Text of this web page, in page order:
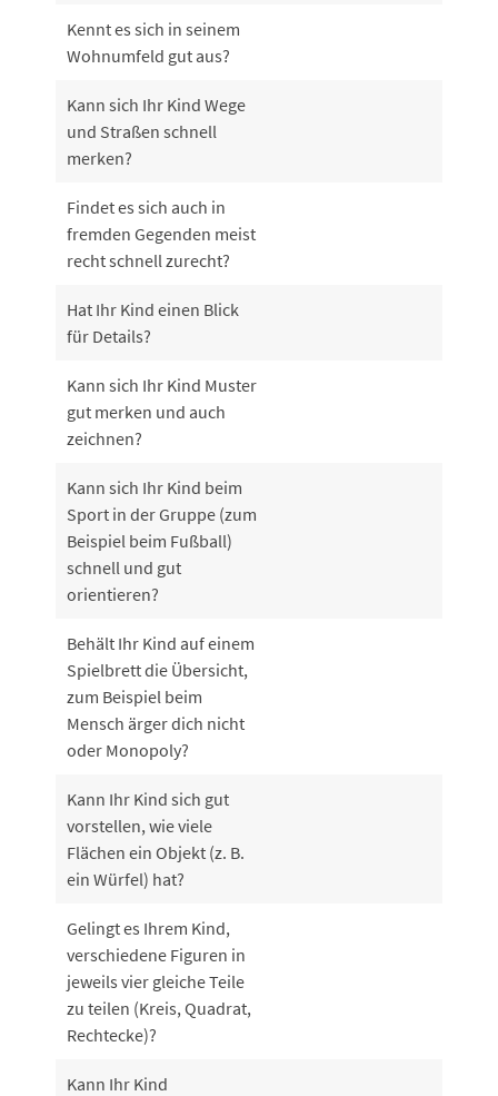
Kennt es sich in seinem
Wohnumfeld gut aus?
Kann sich Ihr Kind Wege
und Straßen schnell
merken?
Findet es sich auch in
fremden Gegenden meist
recht schnell zurecht?
Hat Ihr Kind einen Blick
für Details?
Kann sich Ihr Kind Muster
gut merken und auch
zeichnen?
Kann sich Ihr Kind beim
Sport in der Gruppe (zum
Beispiel beim Fußball)
schnell und gut
orientieren?
Behält Ihr Kind auf einem
Spielbrett die Übersicht,
zum Beispiel beim
Mensch ärger dich nicht
oder Monopoly?
Kann Ihr Kind sich gut
vorstellen, wie viele
Flächen ein Objekt (z. B.
ein Würfel) hat?
Gelingt es Ihrem Kind,
verschiedene Figuren in
jeweils vier gleiche Teile
zu teilen (Kreis, Quadrat,
Rechtecke)?
Kann Ihr Kind